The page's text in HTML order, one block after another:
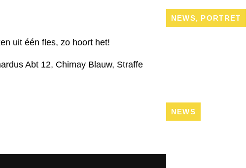
uit één fles, zo hoort het!
Abt 12, Chimay Blauw, Straffe
NEWS, PORTRET
NEWS